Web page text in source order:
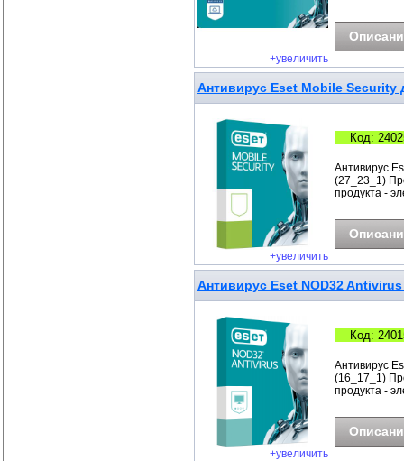
+увеличить
Антивирус Eset Mobile Security
+увеличить
Код:
Антивирус
(27_23_1)
продукта -
Антивирус Eset NOD32
+увеличить
Код:
Антивирус
(16_17_1)
продукта -